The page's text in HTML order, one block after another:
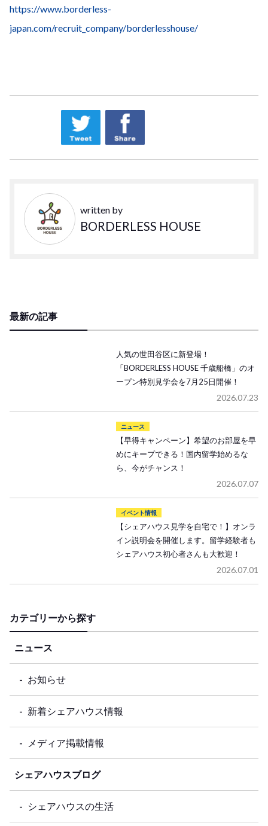
https://www.borderless-
japan.com/recruit_company/borderlesshouse/
written by
BORDERLESS HOUSE
最新の記事
人気の世田谷区に新登場！
「BORDERLESS HOUSE 千歳船橋」のオ
ープン特別見学会を7月25日開催！
2026.07.23
ニュース
【早得キャンペーン】希望のお部屋を早
めにキープできる！国内留学始めるな
ら、今がチャンス！
2026.07.07
イベント情報
【シェアハウス見学を自宅で！】オンラ
イン説明会を開催します。留学経験者も
シェアハウス初心者さんも大歓迎！
2026.07.01
カテゴリーから探す
ニュース
お知らせ
新着シェアハウス情報
メディア掲載情報
シェアハウスブログ
シェアハウスの生活